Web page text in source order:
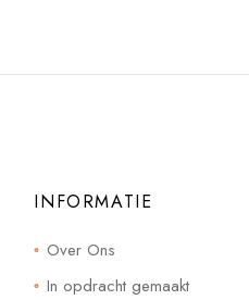
INFORMATIE
Over Ons
In opdracht gemaakt